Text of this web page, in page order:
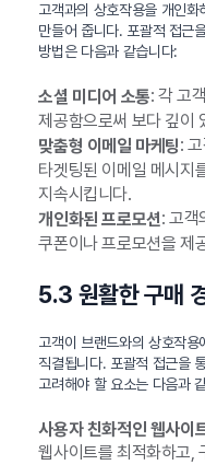
고객과의 상호작용을 개인
만들어 줍니다. 포괄적 접근
방법은 다음과 같습니다:
소셜 미디어 소통: 각 고
제공함으로써 보다 깊이
맞춤형 이메일 마케팅:
타겟팅된 이메일 메시지
지속시킵니다.
개인화된 프로모션: 고객
쿠폰이나 프로모션을 제
5.3 원활한 구매
고객이 브랜드와의 상호작
직결됩니다. 포괄적 접근을
고려해야 할 요소는 다음과
사용자 친화적인 웹사이
웹사이트를 최적화하고,